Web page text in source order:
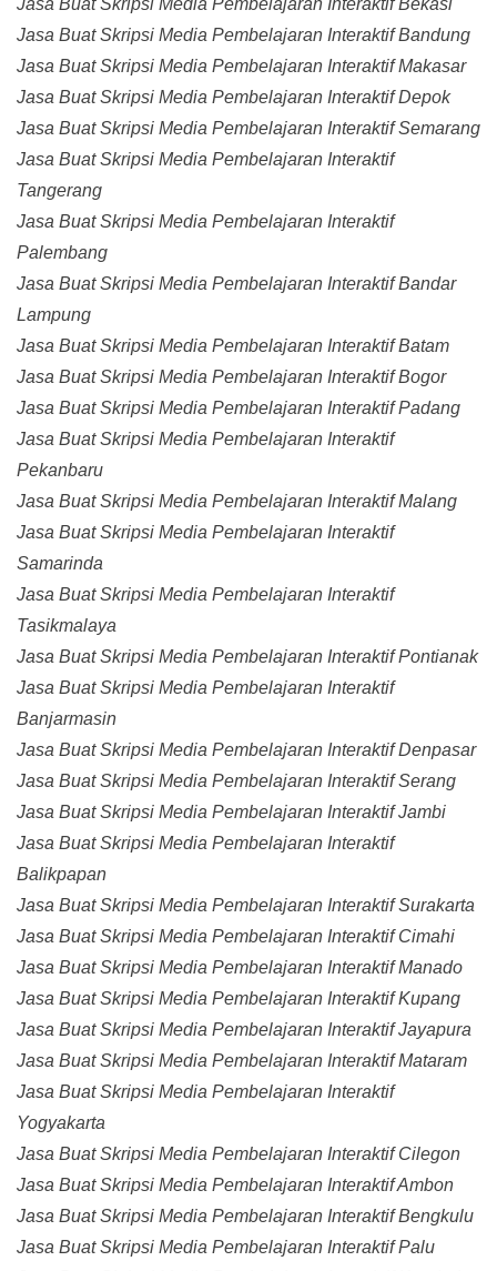
Jasa Buat Skripsi Media Pembelajaran Interaktif Bekasi
Jasa Buat Skripsi Media Pembelajaran Interaktif Bandung
Jasa Buat Skripsi Media Pembelajaran Interaktif Makasar
Jasa Buat Skripsi Media Pembelajaran Interaktif Depok
Jasa Buat Skripsi Media Pembelajaran Interaktif Semarang
Jasa Buat Skripsi Media Pembelajaran Interaktif
Tangerang
Jasa Buat Skripsi Media Pembelajaran Interaktif
Palembang
Jasa Buat Skripsi Media Pembelajaran Interaktif Bandar
Lampung
Jasa Buat Skripsi Media Pembelajaran Interaktif Batam
Jasa Buat Skripsi Media Pembelajaran Interaktif Bogor
Jasa Buat Skripsi Media Pembelajaran Interaktif Padang
Jasa Buat Skripsi Media Pembelajaran Interaktif
Pekanbaru
Jasa Buat Skripsi Media Pembelajaran Interaktif Malang
Jasa Buat Skripsi Media Pembelajaran Interaktif
Samarinda
Jasa Buat Skripsi Media Pembelajaran Interaktif
Tasikmalaya
Jasa Buat Skripsi Media Pembelajaran Interaktif Pontianak
Jasa Buat Skripsi Media Pembelajaran Interaktif
Banjarmasin
Jasa Buat Skripsi Media Pembelajaran Interaktif Denpasar
Jasa Buat Skripsi Media Pembelajaran Interaktif Serang
Jasa Buat Skripsi Media Pembelajaran Interaktif Jambi
Jasa Buat Skripsi Media Pembelajaran Interaktif
Balikpapan
Jasa Buat Skripsi Media Pembelajaran Interaktif Surakarta
Jasa Buat Skripsi Media Pembelajaran Interaktif Cimahi
Jasa Buat Skripsi Media Pembelajaran Interaktif Manado
Jasa Buat Skripsi Media Pembelajaran Interaktif Kupang
Jasa Buat Skripsi Media Pembelajaran Interaktif Jayapura
Jasa Buat Skripsi Media Pembelajaran Interaktif Mataram
Jasa Buat Skripsi Media Pembelajaran Interaktif
Yogyakarta
Jasa Buat Skripsi Media Pembelajaran Interaktif Cilegon
Jasa Buat Skripsi Media Pembelajaran Interaktif Ambon
Jasa Buat Skripsi Media Pembelajaran Interaktif Bengkulu
Jasa Buat Skripsi Media Pembelajaran Interaktif Palu